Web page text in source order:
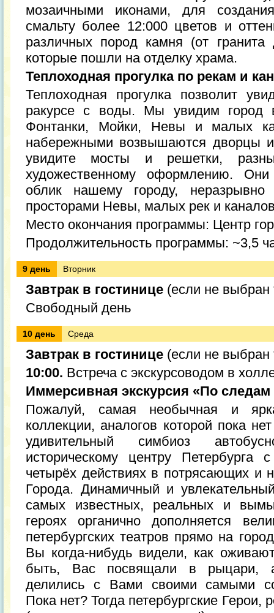
мозаичными иконами, для
смальту более 12:000 цветов и
различных пород камня (от
которые пошли на отделку храма.
Теплоходная прогулка по рекам и
Теплоходная прогулка позволит
ракурсе с воды. Мы увидим город
Фонтанки, Мойки, Невы и малых
набережными возвышаются дворцы
увидите мосты и решетки,
художественному оформлению.
облик нашему городу,
просторами Невы, малых рек и
Место окончания программы: Центр
Продолжительность программы: ~3,5
9 день Вторник
Завтрак в гостинице (если не выбран
Свободный день
10 день Среда
Завтрак в гостинице (если не выбран
10:00. Встреча с экскурсоводом в
Иммерсивная экскурсия «По следам
Пожалуй, самая необычная и
коллекции, аналогов которой пока
удивительный симбиоз
историческому центру Петербурга
четырёх действиях в потрясающих и
Города. Динамичный и
самых известных, реальных и
героях органично дополняется
петербургских театров прямо на
Вы когда-нибудь видели, как
быть, Вас посвящали в рыцари,
делились с Вами своими самыми
Пока нет? Тогда петербургские